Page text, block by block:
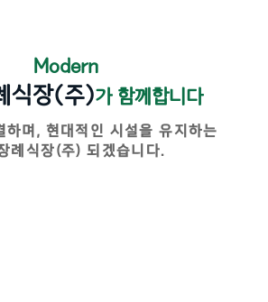
Modern
식장(주)가 함께합니다
하며, 현대적인 시설을 유지하는
례식장(주) 되겠습니다.